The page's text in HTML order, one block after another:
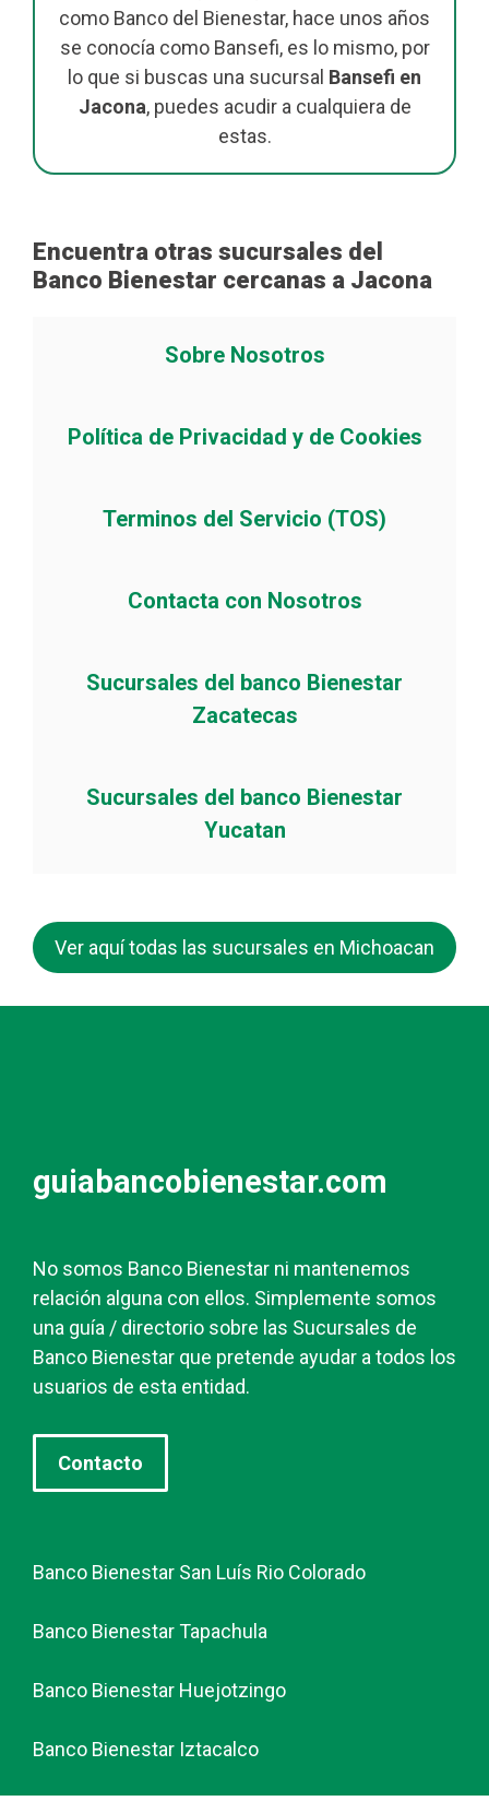
como Banco del Bienestar, hace unos años
se conocía como Bansefi, es lo mismo, por
lo que si buscas una sucursal Bansefi en
Jacona, puedes acudir a cualquiera de
estas.
Encuentra otras sucursales del
Banco Bienestar cercanas a Jacona
Sobre Nosotros
Política de Privacidad y de Cookies
Terminos del Servicio (TOS)
Contacta con Nosotros
Sucursales del banco Bienestar
Zacatecas
Sucursales del banco Bienestar
Yucatan
Ver aquí todas las sucursales en Michoacan
guiabancobienestar.com
No somos Banco Bienestar ni mantenemos
relación alguna con ellos. Simplemente somos
una guía / directorio sobre las Sucursales de
Banco Bienestar que pretende ayudar a todos los
usuarios de esta entidad.
Contacto
Banco Bienestar San Luís Rio Colorado
Banco Bienestar Tapachula
Banco Bienestar Huejotzingo
Banco Bienestar Iztacalco